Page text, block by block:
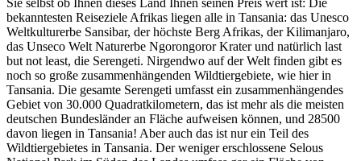
Sie selbst ob Ihnen dieses Land Ihnen seinen Preis wert ist: Die
bekanntesten Reiseziele Afrikas liegen alle in Tansania: das Unesco
Weltkulturerbe Sansibar, der höchste Berg Afrikas, der Kilimanjaro,
das Unseco Welt Naturerbe Ngorongoror Krater und natürlich last
but not least, die Serengeti. Nirgendwo auf der Welt finden gibt es
noch so große zusammenhängenden Wildtiergebiete, wie hier in
Tansania. Die gesamte Serengeti umfasst ein zusammenhängendes
Gebiet von 30.000 Quadratkilometern, das ist mehr als die meisten
deutschen Bundesländer an Fläche aufweisen können, und 28500
davon liegen in Tansania! Aber auch das ist nur ein Teil des
Wildtiergebietes in Tansania. Der weniger erschlossene Selous